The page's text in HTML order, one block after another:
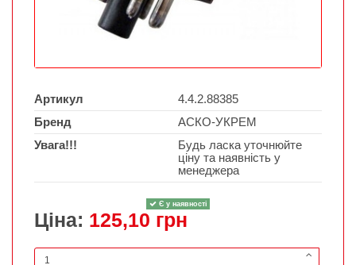
Артикул
4.4.2.88385
Бренд
АСКО-УКРЕМ
Увага!!!
Будь ласка уточнюйте
ціну та наявність у
менеджера
Є у наявності
Ціна: 125,10 грн